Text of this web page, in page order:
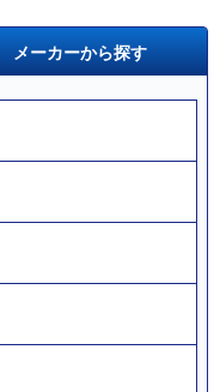
メーカーから探す